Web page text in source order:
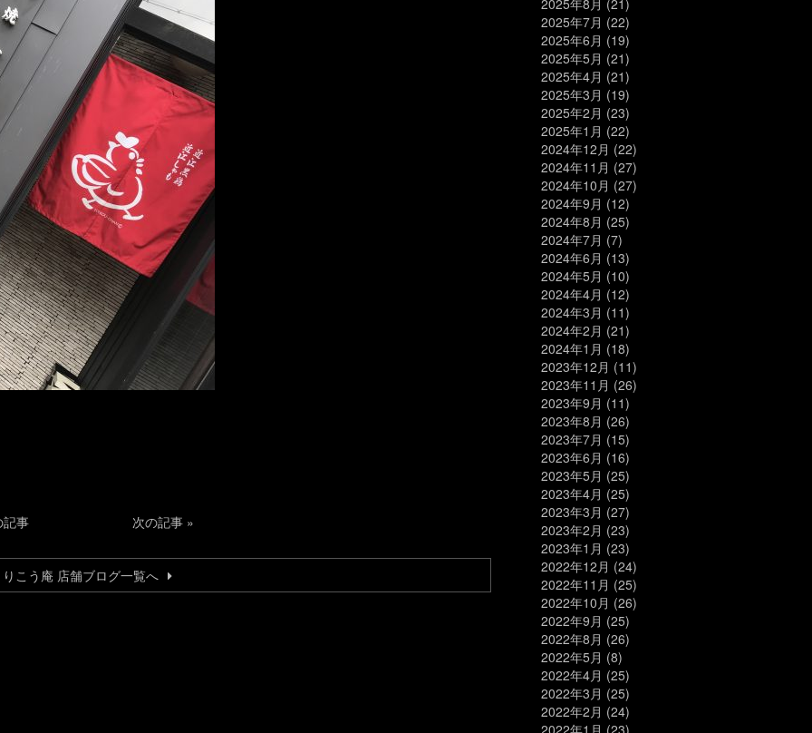
記事 次の記事 »
こう庵 店舗ブログ一覧へ
2025年8月 (21)
2025年7月 (22)
2025年6月 (19)
2025年5月 (21)
2025年4月 (21)
2025年3月 (19)
2025年2月 (23)
2025年1月 (22)
2024年12月 (22)
2024年11月 (27)
2024年10月 (27)
2024年9月 (12)
2024年8月 (25)
2024年7月 (7)
2024年6月 (13)
2024年5月 (10)
2024年4月 (12)
2024年3月 (11)
2024年2月 (21)
2024年1月 (18)
2023年12月 (11)
2023年11月 (26)
2023年9月 (11)
2023年8月 (26)
2023年7月 (15)
2023年6月 (16)
2023年5月 (25)
2023年4月 (25)
2023年3月 (27)
2023年2月 (23)
2023年1月 (23)
2022年12月 (24)
2022年11月 (25)
2022年10月 (26)
2022年9月 (25)
2022年8月 (26)
2022年5月 (8)
2022年4月 (25)
2022年3月 (25)
2022年2月 (24)
2022年1月 (23)